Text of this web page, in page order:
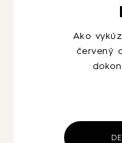
Ako
červený